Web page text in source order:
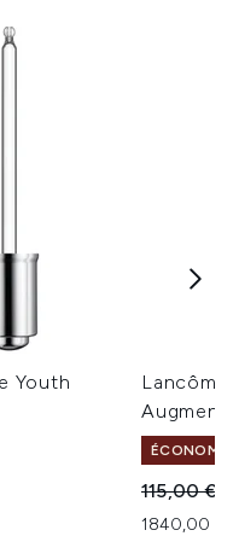
Youth
Lancôme
Prix de
115,00 €
1840,00 €